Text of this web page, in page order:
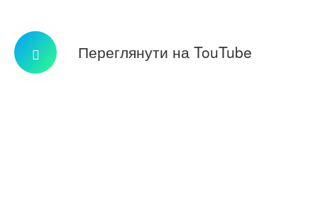
Переглянути на TouTube